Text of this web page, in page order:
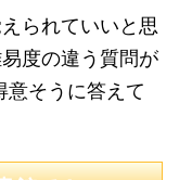
られていいと思
度の違う質問が
そうに答えて